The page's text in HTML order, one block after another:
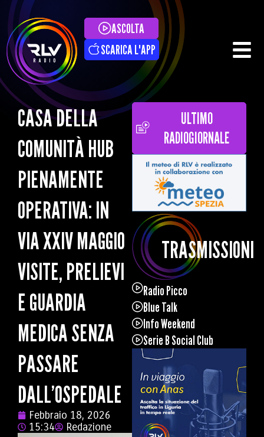
ASCOLTA
SCARICA L'APP
CASA DELLA
COMUNITÀ HUB
PIENAMENTE
OPERATIVA: IN
VIA XXIV MAGGIO
VISITE, PRELIEVI
E GUARDIA
MEDICA SENZA
PASSARE
DALL’OSPEDALE
Febbraio 18, 2026
15:34
Redazione
ULTIMO
RADIOGIORNALE
TRASMISSIONI
Radio Picco
Blue Talk
Info Weekend
Serie B Social Club